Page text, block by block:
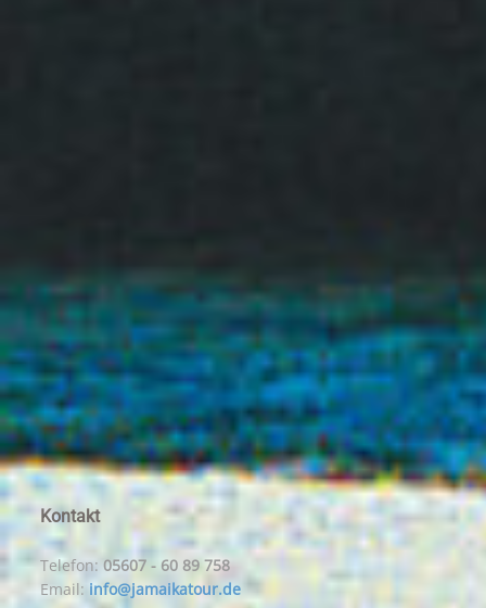
Kontakt
Telefon:05607 - 60 89 758
Email: info@jamaikatour.de